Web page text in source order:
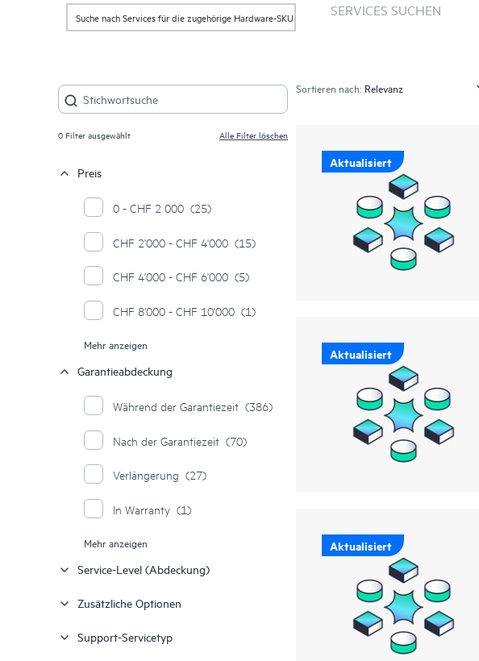
SERVICES SUCHEN
0Filter ausgewählt Alle Filter löschen
Preis
0 - CHF 2 000 (25)
CHF 2'000 - CHF 4'000 (15)
CHF 4'000 - CHF 6'000 (5)
CHF 8'000 - CHF 10'000 (1)
CHF 10'000 - CHF 12'000
CHF 14'000 - CHF 16'000
≥ CHF 28'000(2)
Mehr anzeigen
Garantieabdeckung
Während der Garantiezeit (386)
Nach der Garantiezeit (70)
Verlängerung (27)
In Warranty (1)
Post Warranty
Renewal(1)
Mehr anzeigen
Service-Level (Abdeckung)
Zusätzliche Optionen
Support-Servicetyp
Sortieren nach:
Aktualisiert
Aktualisiert
Aktualisiert